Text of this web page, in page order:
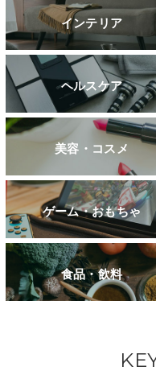
インテリア
ヘルスケア
美容・コスメ
ゲーム・おもちゃ
食品・飲料